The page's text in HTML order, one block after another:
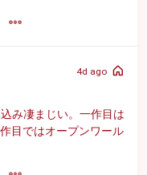
4d ago
み凄まじい。一作目は
目ではオープンワール